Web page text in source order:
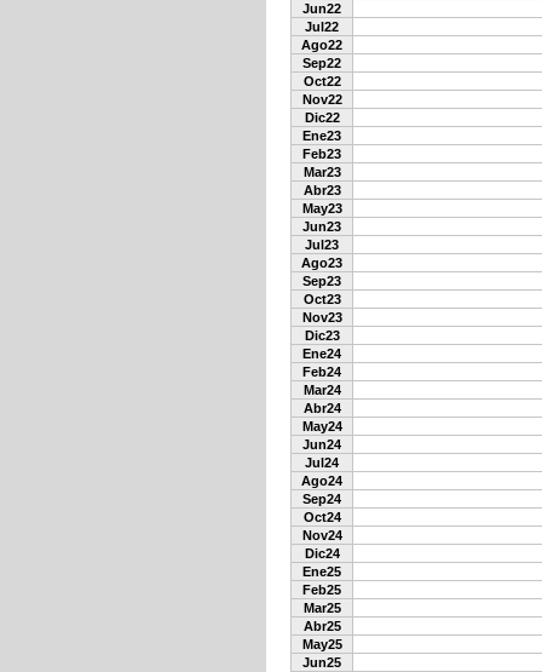
Jun22
Jul22
Ago22
Sep22
Oct22
Nov22
Dic22
Ene23
Feb23
Mar23
Abr23
May23
Jun23
Jul23
Ago23
Sep23
Oct23
Nov23
Dic23
Ene24
Feb24
Mar24
Abr24
May24
Jun24
Jul24
Ago24
Sep24
Oct24
Nov24
Dic24
Ene25
Feb25
Mar25
Abr25
May25
Jun25